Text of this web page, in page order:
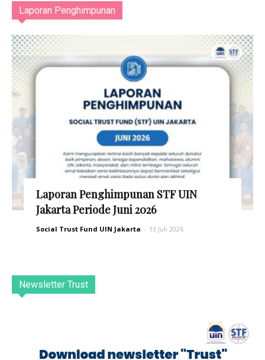
Laporan Penghimpunan
Laporan Penghimpunan STF UIN
Jakarta Periode Juni 2026
Social Trust Fund UIN Jakarta - 13 Juli 2026
Newsletter Trust